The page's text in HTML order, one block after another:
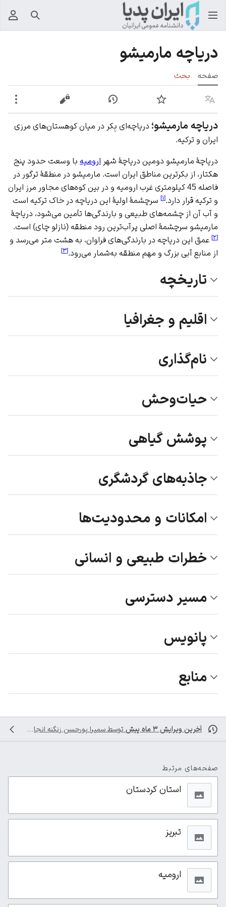
جستجو
دریاچه مارمیشو
صفحه بحث
زبان پیگیری نمایش تاریخچهنمایش مبدأ
دریاچه مارمیشو؛ دریاچه‌ای بِکر در میان کوهستان‌های مرزی
ایران و ترکیه.
دریاچۀ مارمیشو دومین دریاچۀ شهر ارومیه با وسعت حدود پنج
هکتار، از بکرترین مناطق ایران است. مارمیشو در منطقۀ ترگور در
فاصله 45 کیلومتری غرب ارومیه و در بین کوه‌های مجاور مرز
ایران
و ترکیه قرار دارد.[۱] سرچشمۀ اولیۀ این دریاچه در خاک ترکیه است
و آب آن از چشمه‌های طبیعی و بارندگی‌ها تأمین می‌شود، دریاچۀ
مارمیشو سرچشمۀ اصلی پرآب‌ترین رود منطقه (نازلو چای) است.
[۲] عمق این دریاچه در بارندگی‌های فراوان، به هشت متر می‌رسد و
از منابع آبی بزرگ و مهم منطقه به‌شمار می‌رود.[۳]
تاریخچه
اقلیم و جغرافیا
نام‌گذاری
حیات‌وحش
پوشش گیاهی
جاذبه‌های گردشگری
امکانات و محدودیت‌ها
خطرات طبیعی و انسانی
مسیر دسترسی
پانویس
منابع
آخرین ویرایش ۳ ماه پیش توسط سمیرا پورحسن زنگنه انجام شده است
صفحه‌های مرتبط
استان کردستان
تبریز
ارومیه